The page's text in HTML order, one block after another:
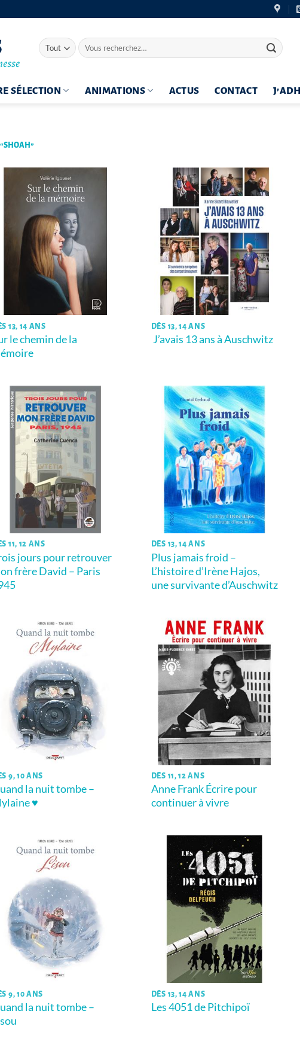
Recherche
pour :
SÉLECTION ANIMATIONS ACTUS CONTACT
13, 14 ANS
le chemin de la
DÈS 13, 14 ANS
J’avais 13 ans à Auschwitz
11, 12 ANS
jours pour retrouver
frère David – Paris
DÈS 13, 14 ANS
Plus jamais froid –
L’histoire d’Irène Hajos,
une survivante d’Auschwitz
9, 10 ANS
la nuit tombe –
♥
DÈS 11, 12 ANS
Anne Frank Écrire pour
continuer à vivre
9, 10 ANS
la nuit tombe –
DÈS 13, 14 ANS
Les 4051 de Pitchipoï